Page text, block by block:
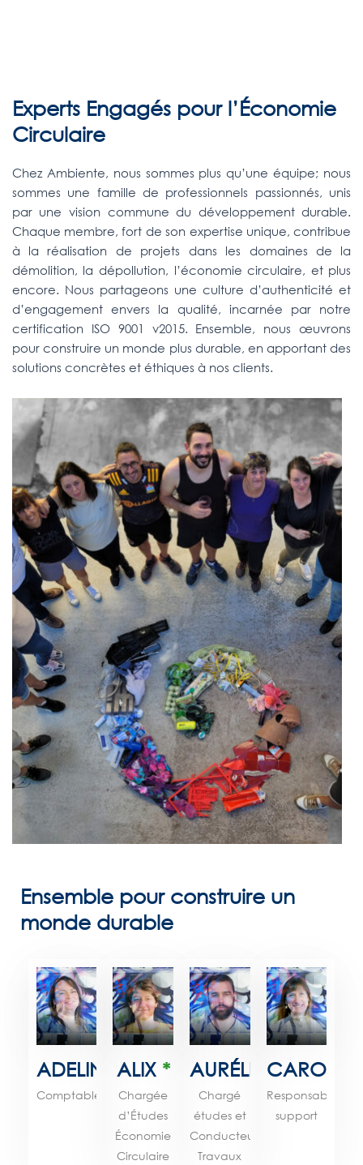
Experts Engagés pour l’Économie
Circulaire
Chez Ambiente, nous sommes plus qu’une équipe; nous
sommes une famille de professionnels passionnés, unis
par une vision commune du développement durable.
Chaque membre, fort de son expertise unique, contribue
à la réalisation de projets dans les domaines de la
démolition, la dépollution, l’économie circulaire, et plus
encore. Nous partageons une culture d’authenticité et
d’engagement envers la qualité, incarnée par notre
certification ISO 9001 v2015. Ensemble, nous œuvrons
pour construire un monde plus durable, en apportant des
solutions concrètes et éthiques à nos clients.
Ensemble pour construire un
monde durable
ADELINE
Comptable
ALIX *
Chargée
d’Études
Économie
Circulaire
AURÉLIEN
Chargé
études et
Conducteur
Travaux
Responsable
support